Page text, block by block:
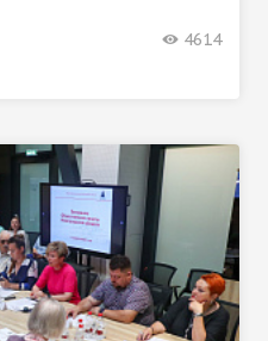
4614